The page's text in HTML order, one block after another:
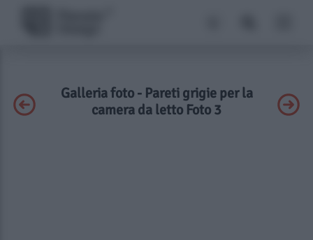
Galleria foto - Pareti grigie per la
camera da letto Foto 3